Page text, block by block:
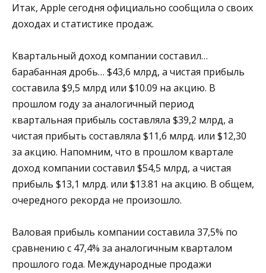
Итак, Apple сегодня официально сообщила о своих
доходах и статистике продаж.
Квартальный доход компании составил…
барабанная дробь… $43,6 млрд, а чистая прибыль
составила $9,5 млрд или $10.09 на акцию. В
прошлом году за аналогичный период
квартальная прибыль составляла $39,2 млрд, а
чистая прибыть составляла $11,6 млрд. или $12,30
за акцию. Напомним, что в прошлом квартале
доход компании составил $54,5 млрд, а чистая
прибыль $13,1 млрд. или $13.81 на акцию. В общем,
очередного рекорда не произошло.
Валовая прибыль компании составила 37,5% по
сравнению с 47,4% за аналогичным кварталом
прошлого года. Международные продажи